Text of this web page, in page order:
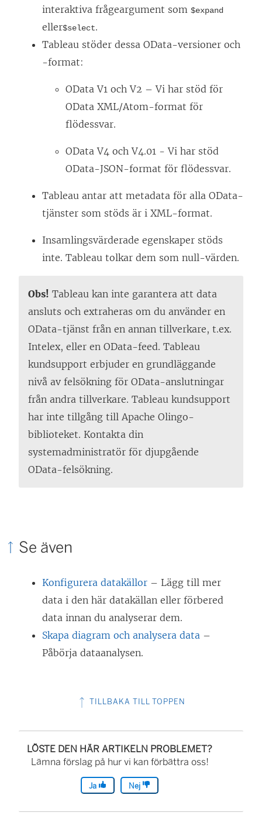
interaktiva frågeargument som $expand
eller$select.
Tableau stöder dessa OData-versioner och
-format:
OData V1 och V2 – Vi har stöd för
OData XML/Atom-format för
flödessvar.
OData V4 och V4.01 - Vi har stöd
OData-JSON-format för flödessvar.
Tableau antar att metadata för alla OData-
tjänster som stöds är i XML-format.
Insamlingsvärderade egenskaper stöds
inte. Tableau tolkar dem som null-värden.
Obs! Tableau kan inte garantera att data
ansluts och extraheras om du använder en
OData-tjänst från en annan tillverkare, t.ex.
Intelex, eller en OData-feed. Tableau
kundsupport erbjuder en grundläggande
nivå av felsökning för OData-anslutningar
från andra tillverkare. Tableau kundsupport
har inte tillgång till Apache Olingo-
biblioteket. Kontakta din
systemadministratör för djupgående
OData-felsökning.
Se även
Konfigurera datakällor – Lägg till mer
data i den här datakällan eller förbered
data innan du analyserar dem.
Skapa diagram och analysera data –
Påbörja dataanalysen.
TILLBAKA TILL TOPPEN
LÖSTE DEN HÄR ARTIKELN PROBLEMET?
Lämna förslag på hur vi kan förbättra oss!
Ja Nej